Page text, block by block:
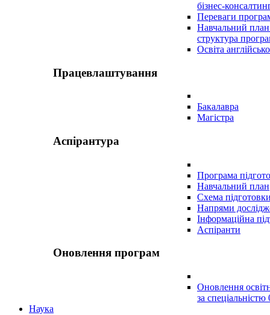
бізнес-
Переваги
Навчальний план
структура
Освіта
Працевлаштування
Бакалавра
Магістра
Аспірантура
Програма
Навчальний план
Схема
Напрями
Інформаційна
Аспіранти
Оновлення програм
Оновлення
за спеціальністю
Наука